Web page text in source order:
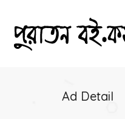
Ad Detail